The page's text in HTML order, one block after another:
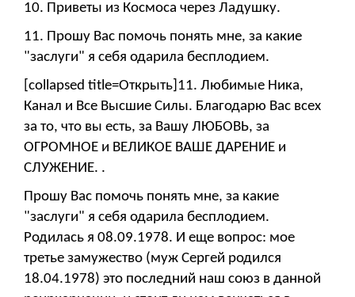
10. Приветы из Космоса через Ладушку.
11. Прошу Вас помочь понять мне, за какие
"заслуги" я себя одарила бесплодием.
[collapsed title=Открыть]11. Любимые Ника,
Канал и Все Высшие Силы. Благодарю Вас всех
за то, что вы есть, за Вашу ЛЮБОВЬ, за
ОГРОМНОЕ и ВЕЛИКОЕ ВАШЕ ДАРЕНИЕ и
СЛУЖЕНИЕ. .
Прошу Вас помочь понять мне, за какие
"заслуги" я себя одарила бесплодием.
Родилась я 08.09.1978. И еще вопрос: мое
третье замужество (муж Сергей родился
18.04.1978) это последний наш союз в данной